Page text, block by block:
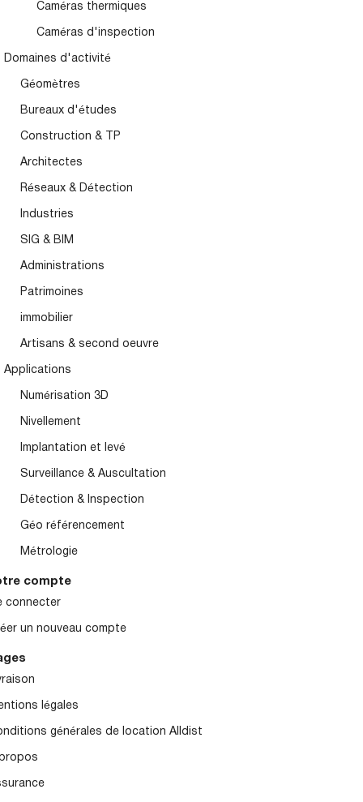
Caméras thermiques
Caméras d'inspection
Domaines d'activité
Géomètres
Bureaux d'études
Construction & TP
Architectes
Réseaux & Détection
Industries
SIG & BIM
Administrations
Patrimoines
immobilier
Artisans & second oeuvre
Applications
Numérisation 3D
Nivellement
Implantation et levé
Surveillance & Auscultation
Détection & Inspection
Géo référencement
Métrologie
compte
connecter
un nouveau compte
légales
générales de location Alldist